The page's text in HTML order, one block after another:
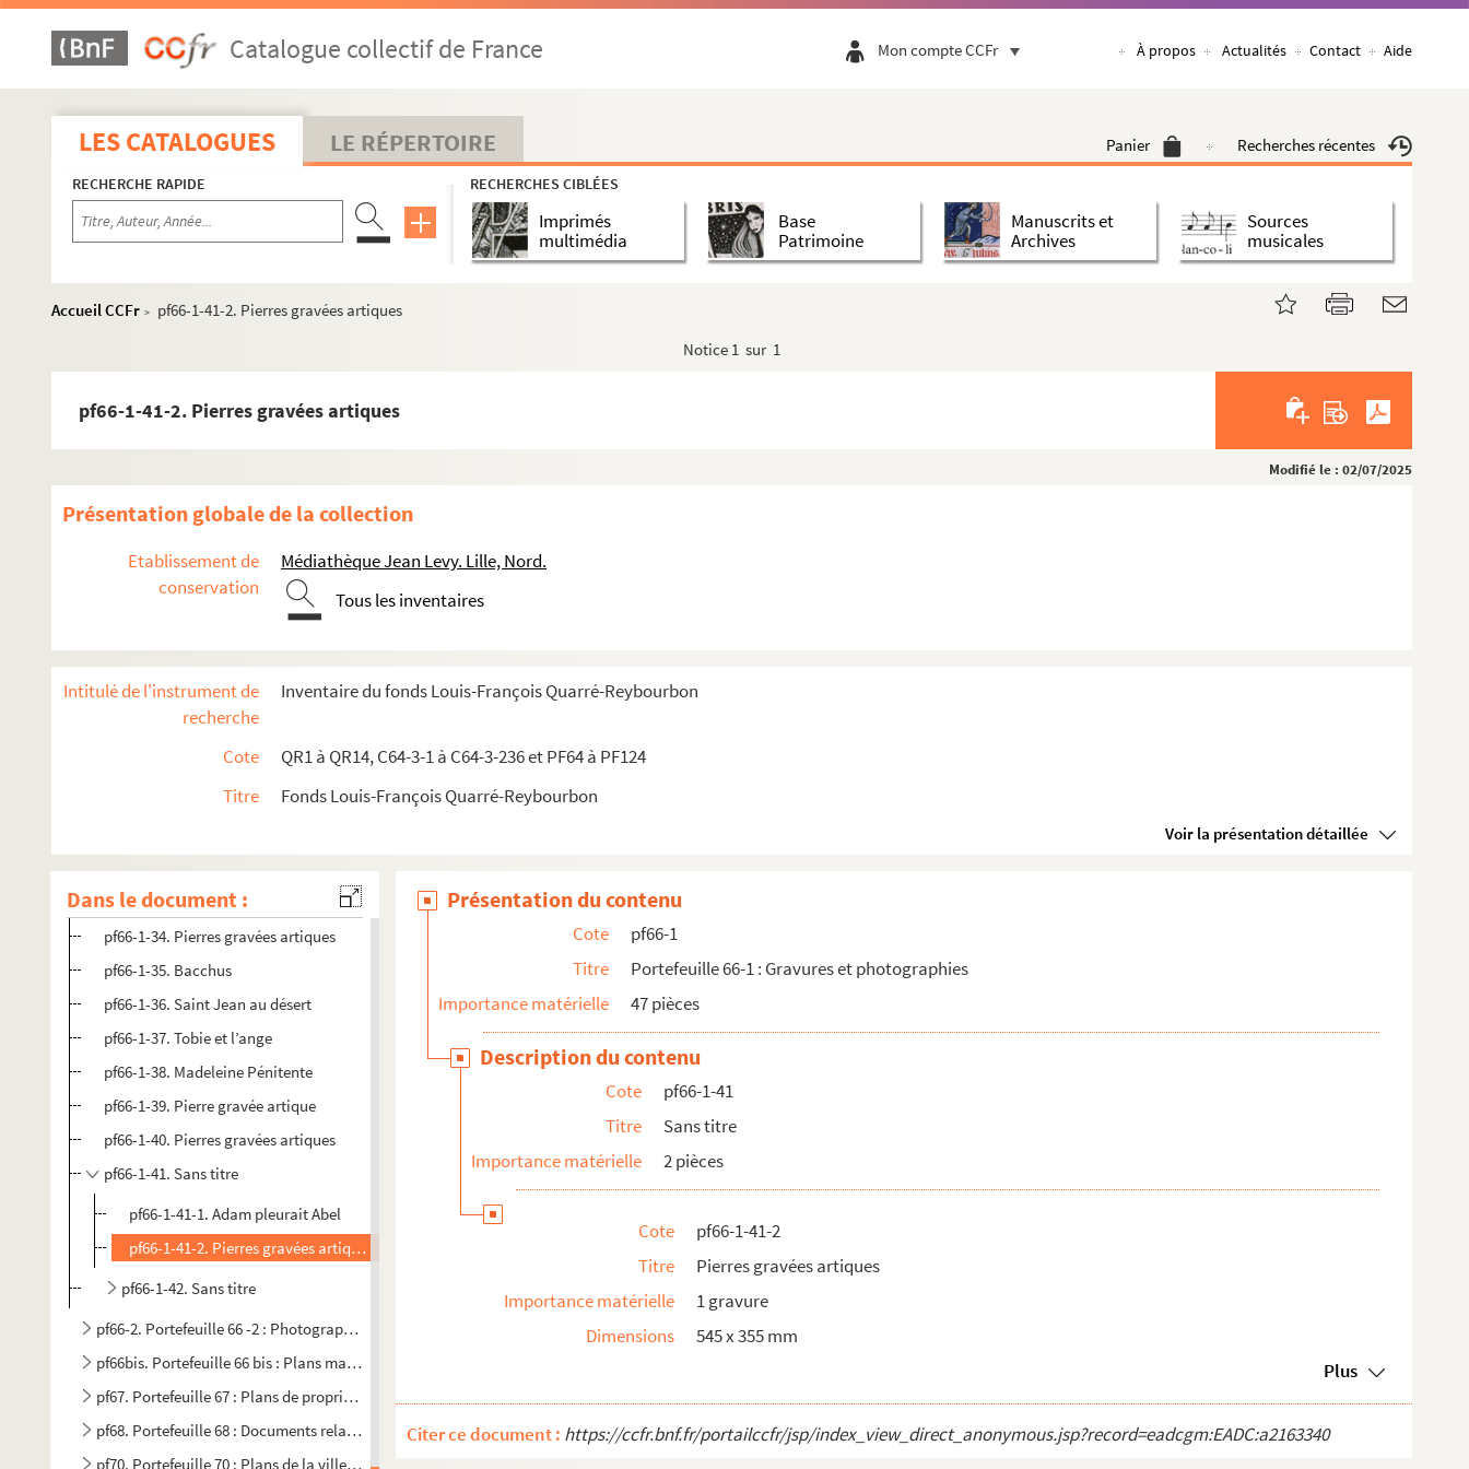
Catalogue collectif de France Mon compte CCFr À propos Actualités Contact Aide
LES CATALOGUES LE RÉPERTOIRE Panier Recherches récentes
RECHERCHE RAPIDE RECHERCHES CIBLÉES
Imprimés
multimédia
Base
Patrimoine
Manuscrits et
Archives
Sources
musicales
Accueil CCFr >
pf66-1-41-2. Pierres gravées artiques
Notice 1 sur 1
pf66-1-41-2. Pierres gravées artiques
Modifié le : 02/07/2025
Présentation globale de la collection
Etablissement de
conservation
Médiathèque Jean Levy. Lille, Nord.
Tous les inventaires
Intitulé de l'instrument de
recherche
Inventaire du fonds Louis-François Quarré-Reybourbon
Cote
QR1 à QR14, C64-3-1 à C64-3-236 et PF64 à PF124
Titre
Fonds Louis-François Quarré-Reybourbon
Voir la présentation détaillée
Dans le document :
pf66-1-8. Pierre gravée artique
pf66-1-9. Mariage de la Vierge
pf66-1-10. Pierre gravée artique
pf66-1-11. Jeune fille
pf66-1-12. Vieillard affrait une bourse à une femme
pf66-1-13. Triomphe d’Adradre
pf66-1-16. Pierres gravées artiques
pf66-1-19. Pierres gravées artiques
pf66-1-22. Marie-Madeleine
pf66-1-23. Pierre gravée artique
pf66-1-24. Pierres gravées artiques
pf66-1-26. Vision d’Ezéchiel
pf66-1-27. Le sommeil de Jésus enfant
pf66-1-29. Le Baccharte et le Satyre
pf66-1-30. Le tentateur
pf66-1-32. Andromède
pf66-1-33. Pierre gravée artique
pf66-1-34. Pierres gravées artiques
pf66-1-35. Bacchus
pf66-1-36. Saint Jean au désert
pf66-1-37. Tobie et l’ange
pf66-1-38. Madeleine Pénitente
pf66-1-39. Pierre gravée artique
pf66-1-40. Pierres gravées artiques
pf66-1-41. Sans titre
pf66-1-41-1. Adam pleurait Abel
pf66-1-41-2. Pierres gravées artiques
pf66-1-42. Sans titre
pf66-2. Portefeuille 66 -2 : Photographies
pf66bis. Portefeuille 66 bis : Plans manuscrits et dessins
pf67. Portefeuille 67 : Plans de propriétés privées
pf68. Portefeuille 68 : Documents relatifs aux familles Bourbons (duchesse de Berry et comte de Chambord) ...
pf70. Portefeuille 70 : Plans de la ville de Lille (vers 1895) et députés du Nord depuis 1870
Présentation du contenu
Cote
pf66-1
Titre
Portefeuille 66-1 : Gravures et photographies
Importance matérielle
47 pièces
Description du contenu
Cote
pf66-1-41
Titre
Sans titre
Importance matérielle
2 pièces
Cote
pf66-1-41-2
Titre
Pierres gravées artiques
Importance matérielle
1 gravure
Dimensions
545 x 355 mm
Plus
Citer ce document : https://ccfr.bnf.fr/portailccfr/jsp/index_view_direct_anonymous.jsp?record=eadcgm:EADC:a2163340